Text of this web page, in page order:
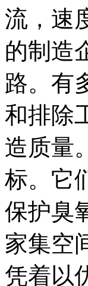
流，速
的制造
路。有
和排除
造质量
标。它
保护臭
家集空
凭着以